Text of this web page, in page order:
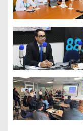
c
i
ó
n
d
e